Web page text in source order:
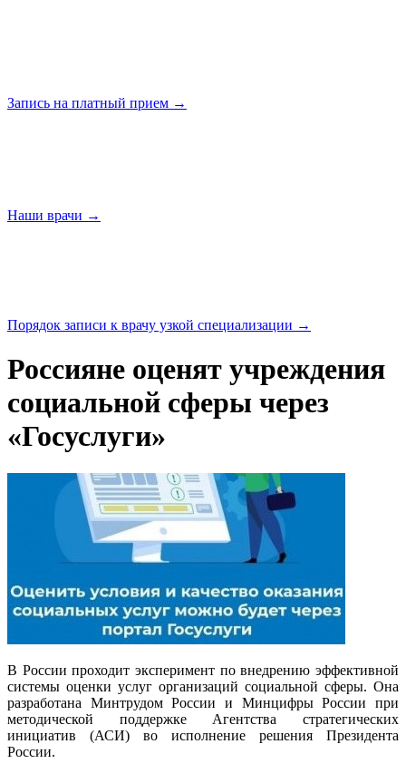
Запись на платный прием →
Наши врачи →
Порядок записи к врачу узкой специализации →
Россияне оценят учреждения
социальной сферы через
«Госуслуги»
В России проходит эксперимент по внедрению эффективной
системы оценки услуг организаций социальной сферы. Она
разработана Минтрудом России и Минцифры России при
методической поддержке Агентства стратегических
инициатив (АСИ) во исполнение решения Президента
России.